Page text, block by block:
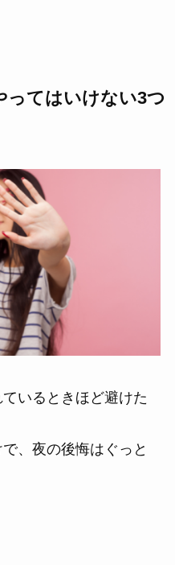
ってはいけない3つ
いるときほど避けた
、夜の後悔はぐっと